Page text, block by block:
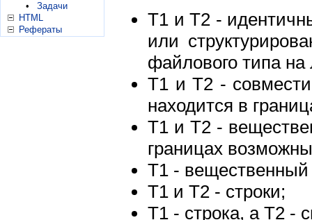
•
Задачи
HTML
Рефераты
Т1 и Т2 -
или
файлового типа
Т1 и Т2 -
находится в
Т1 и Т2 -
границах
Т1 -
Т1 и Т2 - строки;
Т1 - строка, а Т2 -